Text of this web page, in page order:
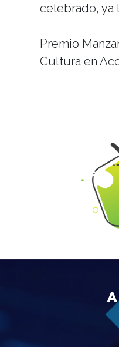
celebrado, ya
Premio
Cultura en
A